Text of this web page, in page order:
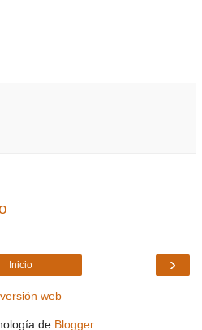
›
Inicio
web
de Blogger.